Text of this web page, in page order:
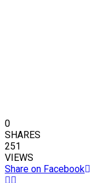
0
SHARES
251
VIEWS
Share on Facebook